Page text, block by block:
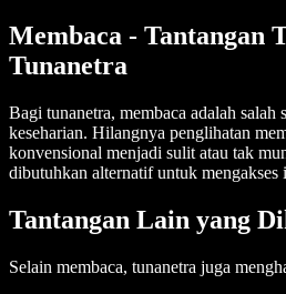
Membaca - Tantangan
Tunanetra
Bagi tunanetra, membaca adalah salah
keseharian. Hilangnya penglihatan
konvensional menjadi sulit atau tak
dibutuhkan alternatif untuk mengakses
Tantangan Lain yang
Selain membaca, tunanetra juga